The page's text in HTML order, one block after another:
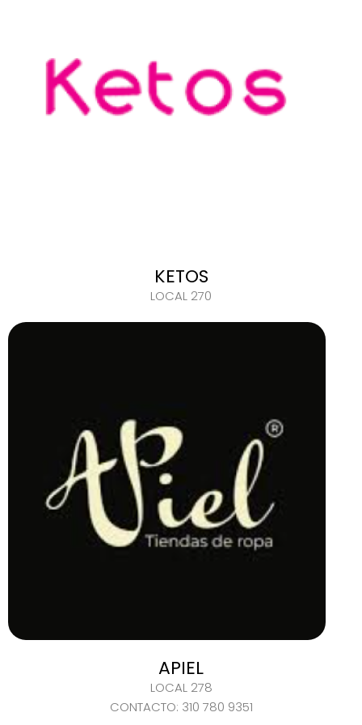
KETOS
LOCAL 270
APIEL
LOCAL 278
CONTACTO: 310 780 9351